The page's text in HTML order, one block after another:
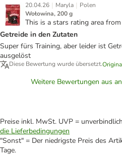
20.04.26 | Maryla | Polen
Wołowina, 200 g
This is a stars rating area
Getreide in den Zutaten
Super fürs Training, aber leider ist
ausgelöst
Diese Bewertung wurde übersetzt.
Weitere Bewertungen aus
Preise inkl. MwSt. UVP =
die Lieferbedingungen
"Sonst" = Der niedrigste Preis des
Tage.